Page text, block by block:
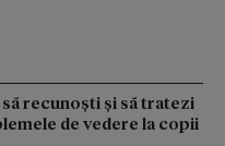
să recunoști și să tratezi
de vedere la copii